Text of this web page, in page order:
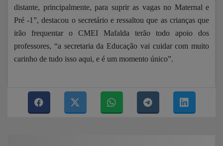
distante, principalmente, para suprir as vagas no Maternal e
Pré -1”, destacou o secretário e ressaltou que as crianças que
irão frequentar o CMEI Mafalda terão todo apoio dos
professores, “a secretaria da Educação vai cuidar com muito
carinho de tudo isso aqui, e é um momento único”.